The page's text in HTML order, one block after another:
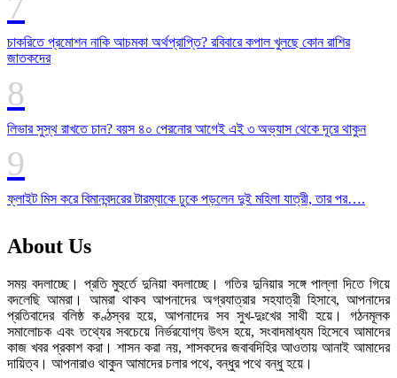
চাকরিতে প্রমোশন নাকি আচমকা অর্থপ্রাপ্তি? রবিবারে কপাল খুলছে কোন রাশির
জাতকদের
লিভার সুস্থ রাখতে চান? বয়স ৪০ পেরনোর আগেই এই ৩ অভ্যাস থেকে দূরে থাকুন
ফ্লাইট মিস করে বিমানবন্দরের টারম্যাকে ঢুকে পড়লেন দুই মহিলা যাত্রী, তার পর….
About Us
সময় বদলাচ্ছে। প্রতি মুহুর্তে দুনিয়া বদলাচ্ছে। গতির দুনিয়ার সঙ্গে পাল্লা দিতে গিয়ে
বদলেছি আমরা। আমরা থাকব আপনাদের অগ্রযাত্রার সহযাত্রী হিসাবে, আপনাদের
প্রতিবাদের বলিষ্ঠ কণ্ঠস্বর হয়ে, আপনাদের সব সুখ-দুঃখের সাথী হয়ে। গঠনমূলক
সমালোচক এবং তথ্যের সবচেয়ে নির্ভরযোগ্য উ‍ৎস হয়ে, সংবাদমাধ্যম হিসেবে আমাদের
কাজ খবর প্রকাশ করা। শাসন করা নয়, শাসকদের জবাবদিহির আওতায় আনাই আমাদের
দায়িত্ব। আপনারাও থাকুন আমাদের চলার পথে, বন্ধুর পথে বন্ধু হয়ে।